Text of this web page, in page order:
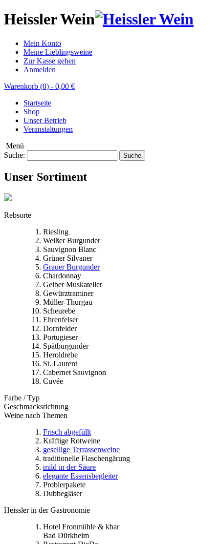
Heissler Wein
Mein Konto
Meine Lieblingsweine
Zur Kasse gehen
Anmelden
Warenkorb (0) - 0,00 €
Startseite
Shop
Unser Betrieb
Veranstaltungen
Menü
Suche:
Suche
Unser Sortiment
Rebsorte
Riesling
Weißer Burgunder
Sauvignon Blanc
Grüner Silvaner
Grauer Burgunder
Chardonnay
Gelber Muskateller
Gewürztraminer
Müller-Thurgau
Scheurebe
Ehrenfelser
Dornfelder
Portugieser
Spätburgunder
Heroldrebe
St. Laurent
Cabernet Sauvignon
Cuvée
Farbe / Typ
Geschmacksrichtung
Weine nach Themen
Frisch abgefüllt
Kräftige Rotweine
gesellige Terrassenweine
traditionelle Flaschengärung
mild in der Säure
elegante Essensbegleiter
Probierpakete
Dubbegläser
Heissler in der Gastronomie
Hotel Fronmühle & kbar
Bad Dürkheim